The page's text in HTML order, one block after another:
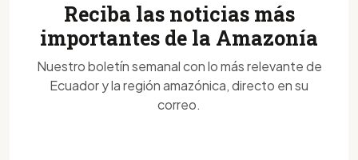
Reciba las noticias más
importantes de la Amazonía
Nuestro boletín semanal con lo más relevante de
Ecuador y la región amazónica, directo en su
correo.